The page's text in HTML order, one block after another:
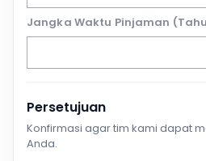
Jangka Waktu Pinjaman
Persetujuan
Konfirmasi agar tim kami dapat
Anda.